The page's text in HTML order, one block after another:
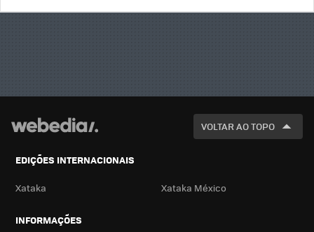
VOLTAR AO TOPO
EDIÇÕES INTERNACIONAIS
Xataka Xataka México
INFORMAÇÕES